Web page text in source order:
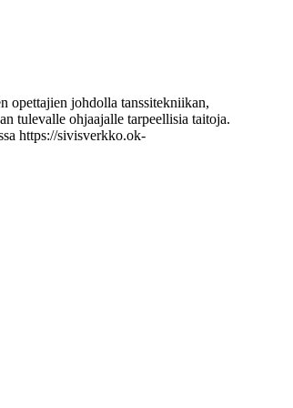
opettajien johdolla tanssitekniikan,
tulevalle ohjaajalle tarpeellisia taitoja.
https://sivisverkko.ok-